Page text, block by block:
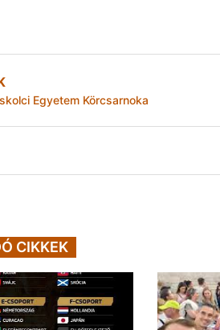
Egyetem Körcsarnoka
CIKKEK